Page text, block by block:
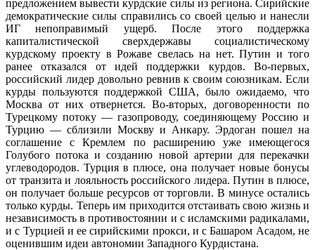
предложением вывести курдские силы из региона. Сирийские
демократические силы справились со своей целью и нанесли
ИГ непоправимый ущерб. После этого поддержка
капиталистической сверхдержавы социалистическому
курдскому проекту в Рожаве свелась на нет. Путин и того
ранее отказался от идей поддержки курдов. Во-первых,
российский лидер довольно ревнив к своим союзникам. Если
курды пользуются поддержкой США, было ожидаемо, что
Москва от них отвернется. Во-вторых, договоренности по
Турецкому потоку — газопроводу, соединяющему Россию и
Турцию — сблизили Москву и Анкару. Эрдоган пошел на
соглашение с Кремлем по расширению уже имеющегося
Голубого потока и созданию новой артерии для перекачки
углеводородов. Турция в плюсе, она получает новые бонусы
от транзита и лояльность российского лидера. Путин в плюсе,
он получает больше ресурсов от торговли. В минусе остались
только курды. Теперь им приходится отстаивать свою жизнь и
независимость в противостоянии и с исламскими радикалами,
и с Турцией и ее сирийскими прокси, и с Башаром Асадом, не
оценившим идеи автономии Западного Курдистана.